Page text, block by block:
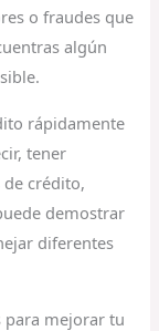
o fraudes que
algún
rápidamente
tener
crédito,
demostrar
diferentes
para mejorar tu